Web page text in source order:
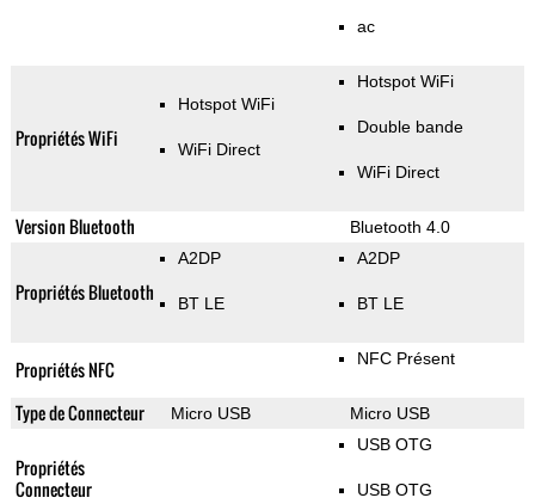
ac
Propriétés WiFi
Hotspot WiFi
WiFi Direct
Hotspot WiFi
Double bande
WiFi Direct
Version Bluetooth Bluetooth 4.0
Propriétés Bluetooth
A2DP
BT LE
A2DP
BT LE
Propriétés NFC NFC Présent
Type de Connecteur Micro USB Micro USB
Propriétés
Connecteur
USB OTG
USB OTG